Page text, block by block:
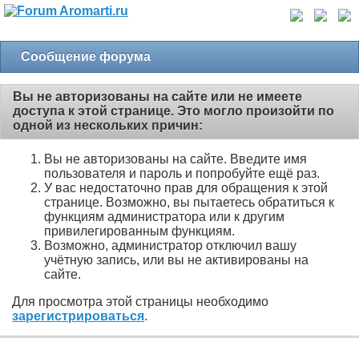
Сообщение форума
Вы не авторизованы на сайте или не имеете
доступа к этой странице. Это могло произойти по
одной из нескольких причин:
Вы не авторизованы на сайте. Введите имя
пользователя и пароль и попробуйте ещё раз.
У вас недостаточно прав для обращения к этой
странице. Возможно, вы пытаетесь обратиться к
функциям администратора или к другим
привилегированным функциям.
Возможно, администратор отключил вашу
учётную запись, или вы не активированы на
сайте.
Для просмотра этой страницы необходимо
зарегистрироваться.